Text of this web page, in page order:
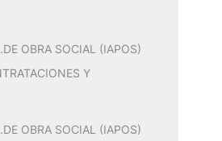
OBRA SOCIAL (IAPOS)
Y
OBRA SOCIAL (IAPOS)